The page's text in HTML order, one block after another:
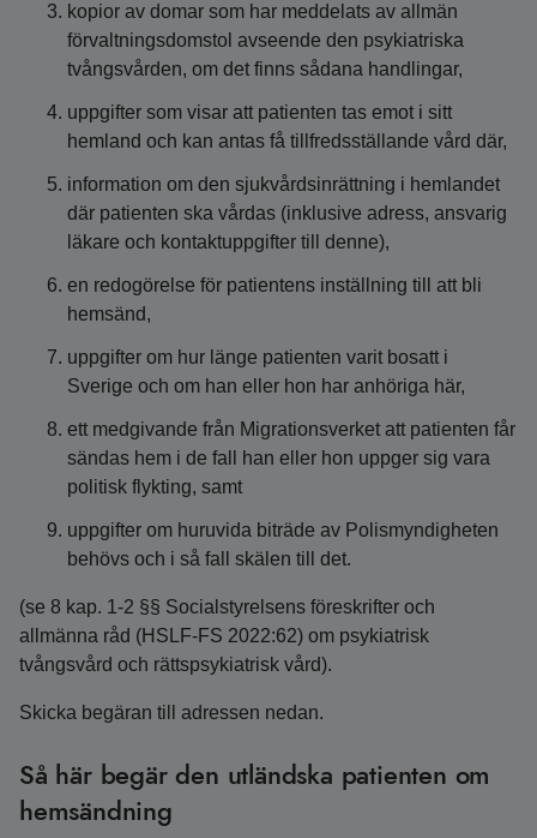
kopior av domar som har meddelats av allmän
förvaltningsdomstol avseende den psykiatriska
tvångsvården, om det finns sådana handlingar,
uppgifter som visar att patienten tas emot i sitt
hemland och kan antas få tillfredsställande vård där,
information om den sjukvårdsinrättning i hemlandet
där patienten ska vårdas (inklusive adress, ansvarig
läkare och kontaktuppgifter till denne),
en redogörelse för patientens inställning till att bli
hemsänd,
uppgifter om hur länge patienten varit bosatt i
Sverige och om han eller hon har anhöriga här,
ett medgivande från Migrationsverket att patienten får
sändas hem i de fall han eller hon uppger sig vara
politisk flykting, samt
uppgifter om huruvida biträde av Polismyndigheten
behövs och i så fall skälen till det.
(se 8 kap. 1-2 §§ Socialstyrelsens föreskrifter och
allmänna råd (HSLF-FS 2022:62) om psykiatrisk
tvångsvård och rättspsykiatrisk vård).
Skicka begäran till adressen nedan.
Så här begär den utländska patienten om
hemsändning